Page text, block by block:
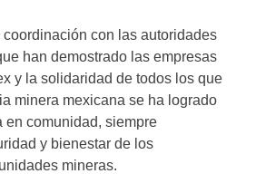
con las autoridades
han demostrado las empresas
y la solidaridad de todos los que
minera mexicana se ha logrado
en comunidad, siempre
y bienestar de los
mineras.